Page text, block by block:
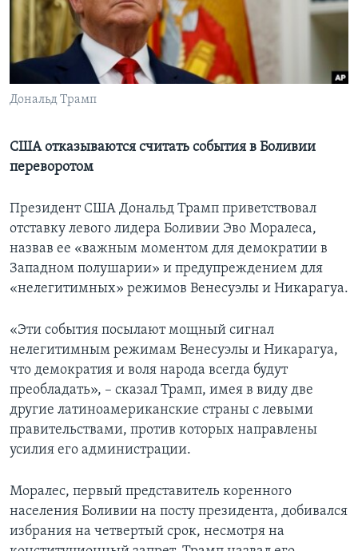
Learning English
СОЦИАЛЬНЫЕ СЕТИ
Языки
Дональд Трамп
США отказываются считать события в Боливии
переворотом
Президент США Дональд Трамп приветствовал
отставку левого лидера Боливии Эво Моралеса,
назвав ее «важным моментом для демократии в
Западном полушарии» и предупреждением для
«нелегитимных» режимов Венесуэлы и Никарагуа.
«Эти события посылают мощный сигнал
нелегитимным режимам Венесуэлы и Никарагуа,
что демократия и воля народа всегда будут
преобладать», – сказал Трамп, имея в виду две
другие латиноамериканские страны с левыми
правительствами, против которых направлены
усилия его администрации.
Моралес, первый представитель коренного
населения Боливии на посту президента, добивался
избрания на четвертый срок, несмотря на